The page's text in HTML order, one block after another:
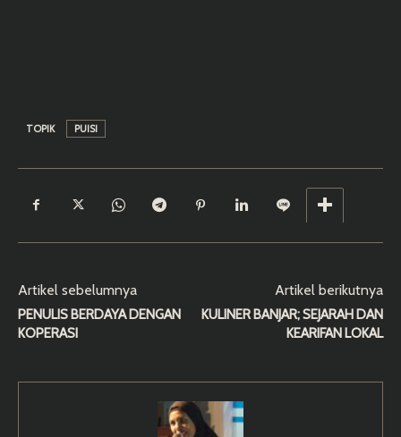
TOPIK PUISI
Artikel sebelumnya
PENULIS BERDAYA DENGAN
KOPERASI
Artikel berikutnya
KULINER BANJAR; SEJARAH DAN
KEARIFAN LOKAL